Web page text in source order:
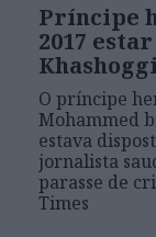
Príncipe
2017
Khashoggi
O príncipe
Mohammed
estava
jornalista
parasse de
Times